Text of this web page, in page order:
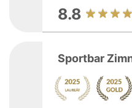
8.8
Sportbar